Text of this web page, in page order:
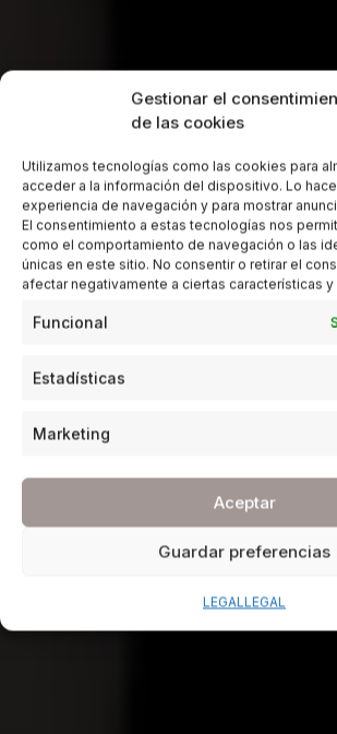
Gestionar el
de las cookies
Utilizamos tecnologías como las cookies para
acceder a la información del dispositivo. Lo
experiencia de navegación y para mostrar
El consentimiento a estas tecnologías nos
como el comportamiento de navegación o las
únicas en este sitio. No consentir o retirar el
afectar negativamente a ciertas características
Funcional
Estadísticas
Marketing
Aceptar
Guardar preferencias
LEGALLEGAL